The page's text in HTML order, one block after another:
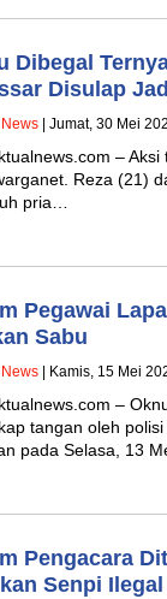
Dibegal
Disulap
News | Jumat, 30 Mei
–
Reza (21)
pria…
Pegawai
Sabu
News | Kamis, 15 Mei
–
tangan oleh
pada Selasa, 13
Pengacara
Senpi